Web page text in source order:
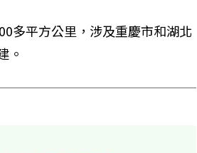
多平方公里，涉及重慶市和湖北
。